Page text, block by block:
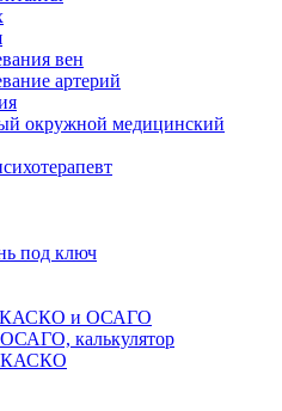
вен
артерий
окружной медицинский
под ключ
КАСКО и ОСАГО
калькулятор
КАСКО